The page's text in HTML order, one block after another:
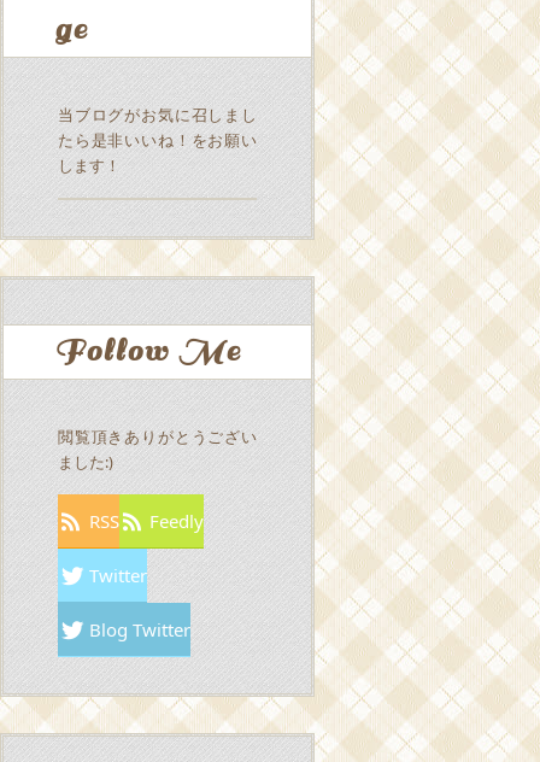
ge
当ブログがお気に召しまし
たら是非いいね！をお願い
します！
Follow Me
閲覧頂きありがとうござい
ました:)
RSS Feedly
Twitter
Blog Twitter